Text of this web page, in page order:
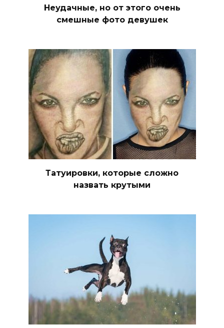
Неудачные, но от этого очень
смешные фото девушек
Татуировки, которые сложно
назвать крутыми